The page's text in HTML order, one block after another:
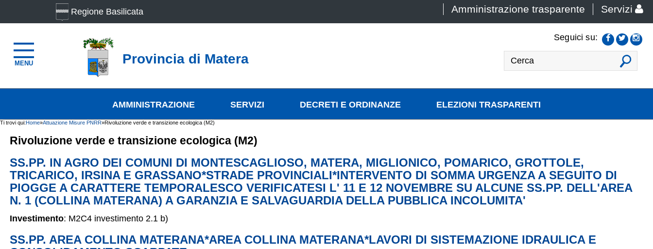
MENU
Regione Basilicata Amministrazione trasparente Servizi
Provincia di Matera VAI
Seguici su:
AMMINISTRAZIONE SERVIZI DECRETI E ORDINANZE ELEZIONI TRASPARENTI
Ti trovi qui:Home»Attuazione Misure PNRR»Rivoluzione verde e transizione ecologica (M2)
Rivoluzione verde e transizione ecologica (M2)
SS.PP. IN AGRO DEI COMUNI DI MONTESCAGLIOSO, MATERA, MIGLIONICO, POMARICO, GROTTOLE,
TRICARICO, IRSINA E GRASSANO*STRADE PROVINCIALI*INTERVENTO DI SOMMA URGENZA A SEGUITO DI
PIOGGE A CARATTERE TEMPORALESCO VERIFICATESI L' 11 E 12 NOVEMBRE SU ALCUNE SS.PP. DELL'AREA
N. 1 (COLLINA MATERANA) A GARANZIA E SALVAGUARDIA DELLA PUBBLICA INCOLUMITA'
Investimento: M2C4 investimento 2.1 b)
SS.PP. AREA COLLINA MATERANA*AREA COLLINA MATERANA*LAVORI DI SISTEMAZIONE IDRAULICA E